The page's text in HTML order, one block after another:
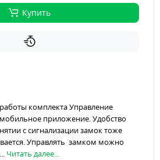
Купить
комплекта Управление
приложение. Удобство
с сигнализации замок тоже
Управлять замком можно
Читать далее...